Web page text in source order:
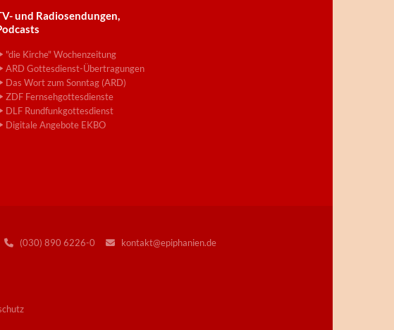
und Radiosendungen,
"die Kirche" Wochenzeitung
ARD Gottesdienst-Übertragungen
Das Wort zum Sonntag (ARD)
ZDF Fernsehgottesdienste
DLF Rundfunkgottesdienst
Digitale Angebote EKBO
(030) 890 6226-0 kontakt@epiphanien.de